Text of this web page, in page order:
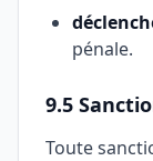
pénale.
9.5
Toute